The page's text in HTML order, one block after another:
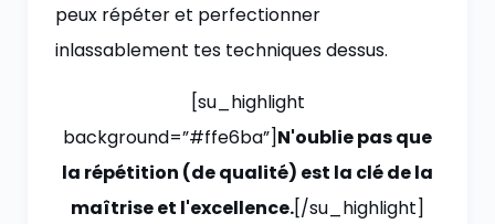
peux répéter et perfectionner
inlassablement tes techniques dessus.
[su_highlight
background=”#ffe6ba”]N'oublie pas que
la répétition (de qualité) est la clé de la
maîtrise et l'excellence.[/su_highlight]